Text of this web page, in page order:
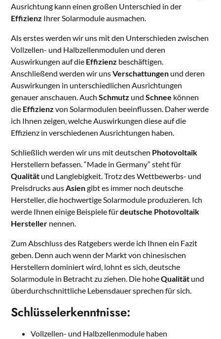
Ausrichtung kann einen großen Unterschied in der
Effizienz Ihrer Solarmodule ausmachen.
Als erstes werden wir uns mit den Unterschieden zwischen
Vollzellen- und Halbzellenmodulen und deren
Auswirkungen auf die Effizienz beschäftigen.
Anschließend werden wir unsVerschattungen und deren
Auswirkungen in unterschiedlichen Ausrichtungen
genauer anschauen. AuchSchmutz undSchnee können
die Effizienz von Solarmodulen beeinflussen. Daher werde
ich Ihnen zeigen, welche Auswirkungen diese auf die
Effizienz in verschiedenen Ausrichtungen haben.
Schließlich werden wir uns mit deutschen Photovoltaik
Herstellern befassen. “Made in Germany” steht für
Qualität und Langlebigkeit. Trotz des Wettbewerbs- und
Preisdrucks ausAsiengibt es immer noch deutsche
Hersteller, die hochwertige Solarmodule produzieren. Ich
werde Ihnen einige Beispiele fürdeutsche Photovoltaik
Hersteller nennen.
Zum Abschluss des Ratgebers werde ich Ihnen ein Fazit
geben. Denn auch wenn der Markt von chinesischen
Herstellern dominiert wird, lohnt es sich, deutsche
Solarmodule in Betracht zu ziehen. Die hoheQualität und
überdurchschnittliche Lebensdauer sprechen für sich.
Schlüsselerkenntnisse:
Vollzellen- und Halbzellenmodule haben